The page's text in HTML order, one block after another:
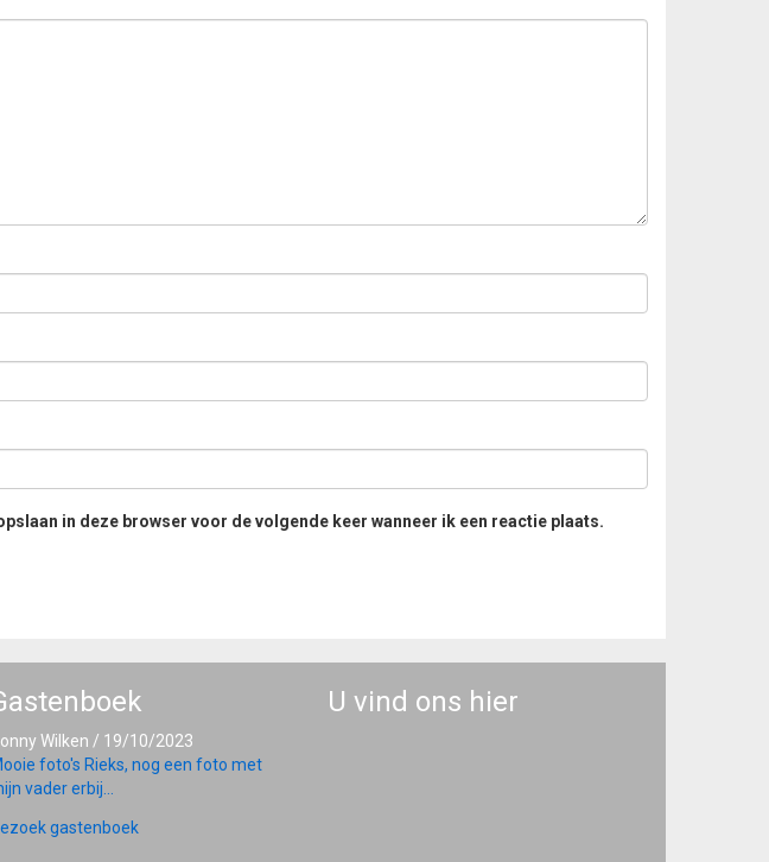
in deze browser voor de volgende keer wanneer ik een reactie plaats.
Wilken / 19/10/2023
foto's Rieks, nog een foto met
vader erbij...
gastenboek
U vind ons hier